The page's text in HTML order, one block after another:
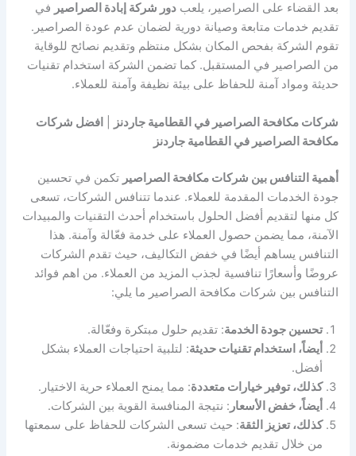
بعد القضاء على الصراصير، يلعبدور شركة إبادة الصراصير في
تقديم خدمات متابعة وصيانة دورية لضمان عدم عودة الصراصير.
تقوم الشركة بفحص المكان بشكل منتظم وتقديم نصائح للوقاية
من الصراصير في المستقبل. كما تضمن الشركة استخدام تقنيات
حديثة ومواد آمنة للحفاظ على بيئة نظيفة وآمنة للعملاء.
شركات مكافحة الصراصير في القطامية جاردنز
افضل شركات
مكافحة الصراصير في القطامية جاردنز
أهمية التنافس بين شركات مكافحة الصراصير تكمن في تحسين
جودة الخدمات المقدمة للعملاء. عندما تتنافس الشركات، تسعى
كل منها لتقديم أفضل الحلول باستخدام أحدث التقنيات والمبيدات
الآمنة، مما يضمن حصول العملاء على خدمة فعّالة وآمنة. هذا
التنافس يساهم أيضًا في خفض التكاليف، حيث تقدم الشركات
عروضًا وأسعارًا تنافسية لجذب المزيد من العملاء. من اهم فوائد
التنافس بين شركات مكافحة الصراصير ما يلي:
تحسين جودة الخدمة: تقديم حلول مبتكرة وفعّالة.
أيضاً، استخدام تقنيات حديثة: لتلبية احتياجات العملاء بشكل
أفضل.
كذلك، توفير خيارات متعددة: مما يمنح العملاء حرية الاختيار.
أيضاً، خفض الأسعار : نتيجة المنافسة القوية بين الشركات.
كذلك، تعزيز الثقة: حيث تسعى الشركات للحفاظ على سمعتها
من خلال تقديم خدمات مضمونة.